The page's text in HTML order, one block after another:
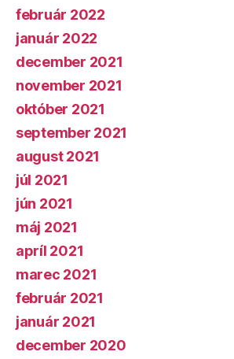
február 2022
január 2022
december 2021
november 2021
október 2021
september 2021
august 2021
júl 2021
jún 2021
máj 2021
apríl 2021
marec 2021
február 2021
január 2021
december 2020